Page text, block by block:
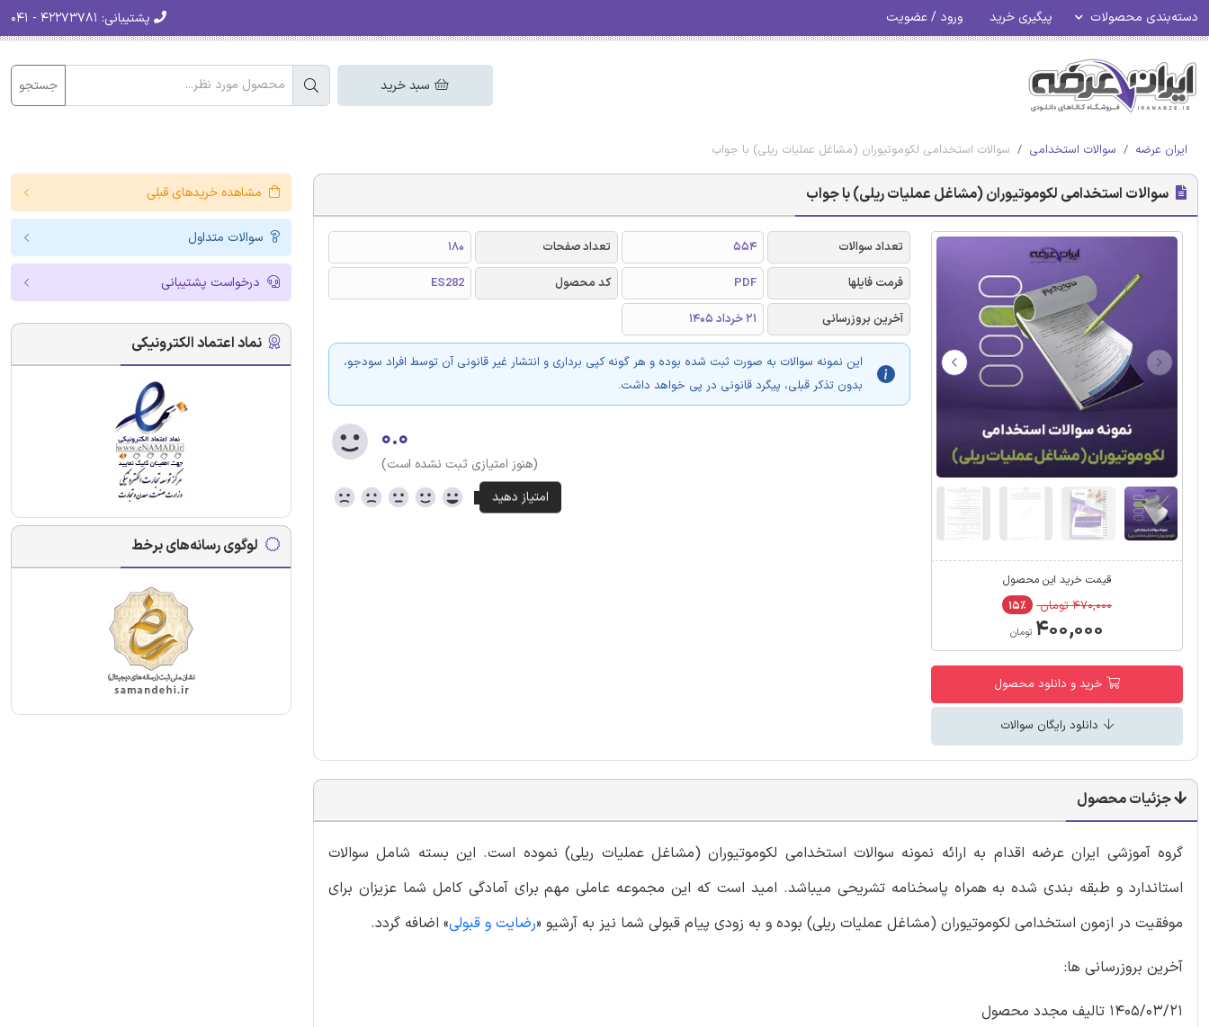
دسته‌بندی محصولات پیگیری خرید ورود / عضویت پشتیبانی:
سبد خرید جستجو
ایران عرضه سوالات استخدامی سوالات استخدامی لکوموتیوران (مشاغل عملیات ریلی) با جواب
سوالات استخدامی لکوموتیوران (مشاغل عملیات ریلی) با جواب
قیمت خرید این محصول
۴۷۰,۰۰۰ تومان ۱۵٪
۴۰۰,۰۰۰ تومان
خرید و دانلود محصول
دانلود رایگان سوالات
تعداد سوالات 554 تعداد صفحات
180
فرمت فایلها
PDF کد محصول
ES282
آخرین بروزرسانی
21 خرداد 1405
این نمونه سوالات به صورت ثبت شده بوده و هر گونه کپی برداری و انتشار غیر قانونی آن توسط افراد سودجو،
بدون تذکر قبلی، پیگرد قانونی در پی خواهد داشت.
۰.۰
(هنوز امتیازی ثبت نشده است)
جزئیات محصول
گروه آموزشی ایران عرضه اقدام به ارائه نمونه سوالات استخدامی لکوموتیوران (مشاغل عملیات ریلی) نموده است. این بسته شامل سوالات
استاندارد و طبقه بندی شده به همراه پاسخنامه تشریحی میباشد. امید است که این مجموعه عاملی مهم برای آمادگی کامل شما عزیزان برای
موفقیت در ازمون استخدامی لکوموتیوران (مشاغل عملیات ریلی) بوده و به زودی پیام قبولی شما نیز به آرشیو «رضایت و قبولی» اضافه گردد.
آخرین بروزرسانی ها:
1405/03/21 تالیف مجدد محصول
مشاهده خریدهای قبلی
سوالات متداول
درخواست پشتیبانی
نماد اعتماد الکترونیکی
لوگوی رسانه‌های برخط